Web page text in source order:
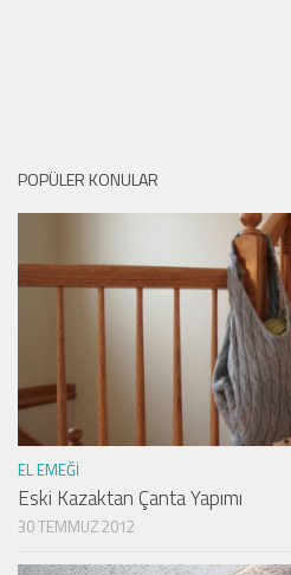
POPÜLER KONULAR
EL EMEĞI
Eski Kazaktan Çanta Yapımı
30 TEMMUZ 2012